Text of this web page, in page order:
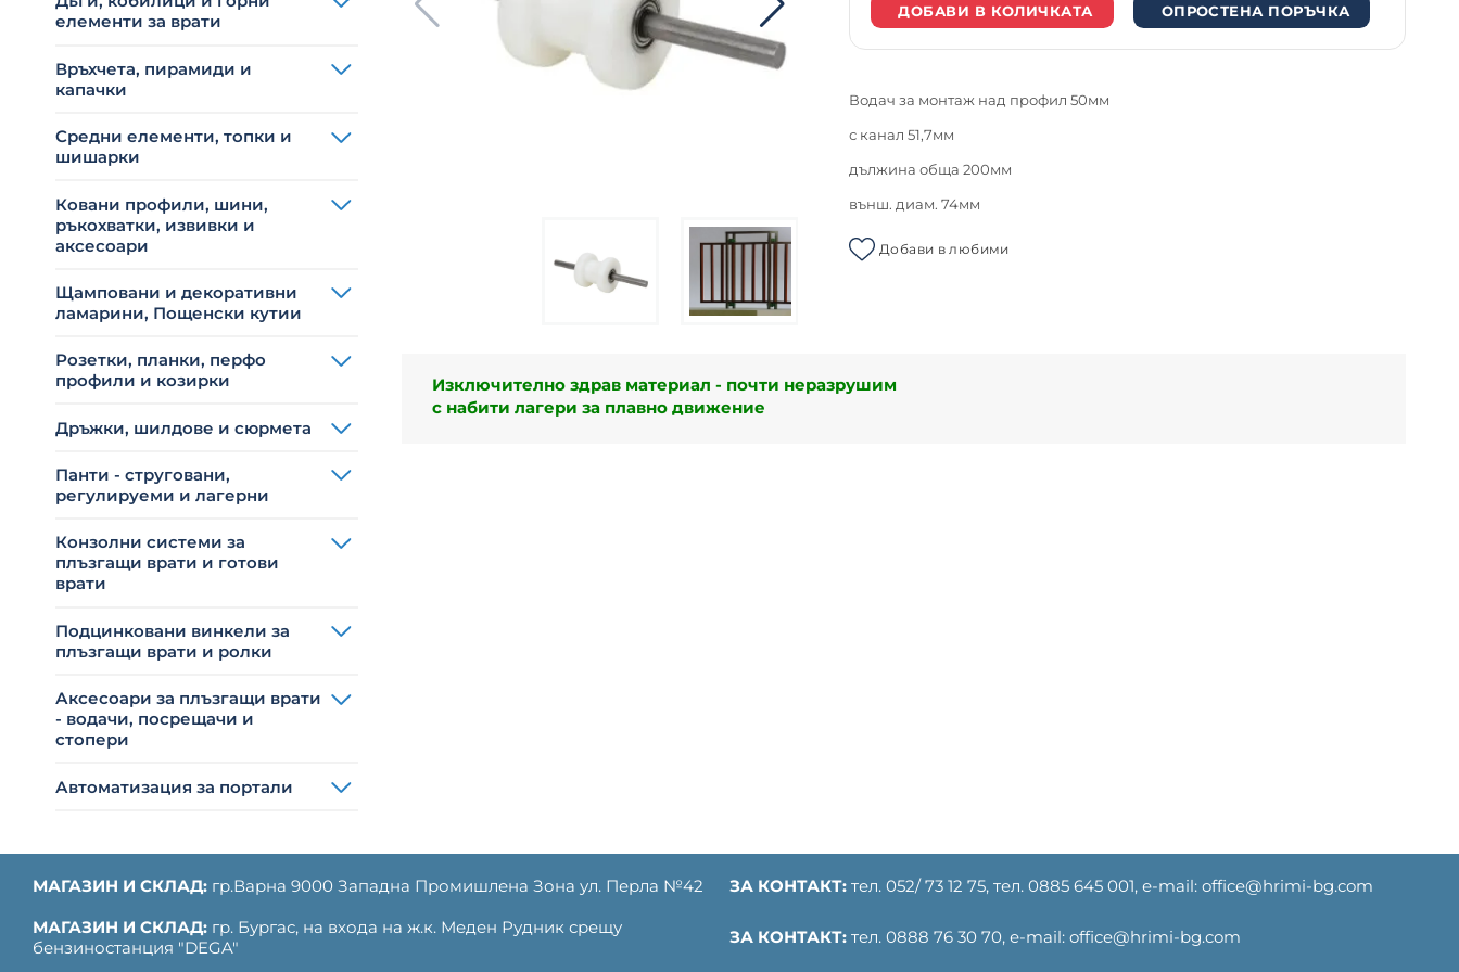
елементи за врати
Връхчета, пирамиди и
капачки
Средни елементи, топки и
шишарки
Ковани профили, шини,
ръкохватки, извивки и
аксесоари
Щамповани и декоративни
ламарини, Пощенски кутии
Розетки, планки, перфо
профили и козирки
Дръжки, шилдове и сюрмета
Панти - струговани,
регулируеми и лагерни
Конзолни системи за
плъзгащи врати и готови
врати
Подцинковани винкели за
плъзгащи врати и ролки
Аксесоари за плъзгащи врати
- водачи, посрещачи и
стопери
Автоматизация за портали
ДОБАВИ В КОЛИЧКАТА ОПРОСТЕНА ПОРЪЧКА
Водач за монтаж над профил 50мм
с канал 51,7мм
дължина обща 200мм
външ. диам. 74мм
Добави в любими
Изключително здрав материал - почти неразрушим
с набити лагери за плавно движение
МАГАЗИН И СКЛАД: гр.Варна 9000 Западна Промишлена Зона ул. Перла №42 ЗА КОНТАКТ: тел. 052/ 73 12 75, тел. ‎0885 645 001, е-mail: office@hrimi-bg.com
МАГАЗИН И СКЛАД: гр. Бургас, на входа на ж.к. Меден Рудник срещу
бензиностанция "DEGA"
ЗА КОНТАКТ: тел. 0888 76 30 70, е-mail: office@hrimi-bg.com